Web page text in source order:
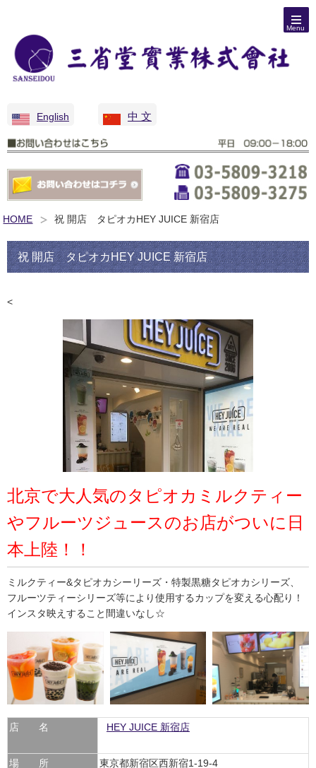
English 中 文
Menu
HOME 祝 開店 タピオカHEY JUICE 新宿店
祝 開店 タピオカHEY JUICE 新宿店
<
北京で大人気のタピオカミルクティー
やフルーツジュースのお店がついに日
本上陸！！
ミルクティー&タピオカシーリーズ・特製黒糖タピオカシリーズ、
フルーツティーシリーズ等により使用するカップを変える心配り！
インスタ映えすること間違いなし☆
店 名 HEY JUICE 新宿店
場 所
東京都新宿区西新宿1-19-4